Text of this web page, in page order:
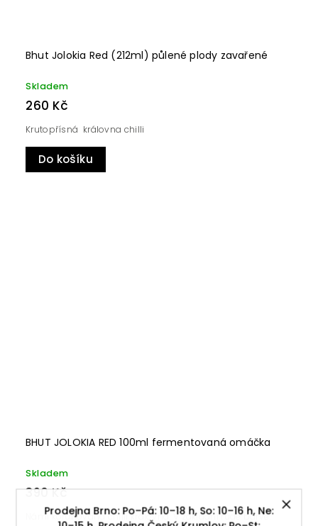
Prodejna Brno: Po–Pá: 10–18 h, So: 10–16 h, Ne:
Bhut Jolokia Red (212ml) půlené plody zavařené
Skladem
260 Kč
Do košíku
Krutopřísná královna chilli
BHUT JOLOKIA RED 100ml fermentovaná omáčka
Skladem
390 Kč
Námi korunovaná chilli královna. V základní rudé barvě.